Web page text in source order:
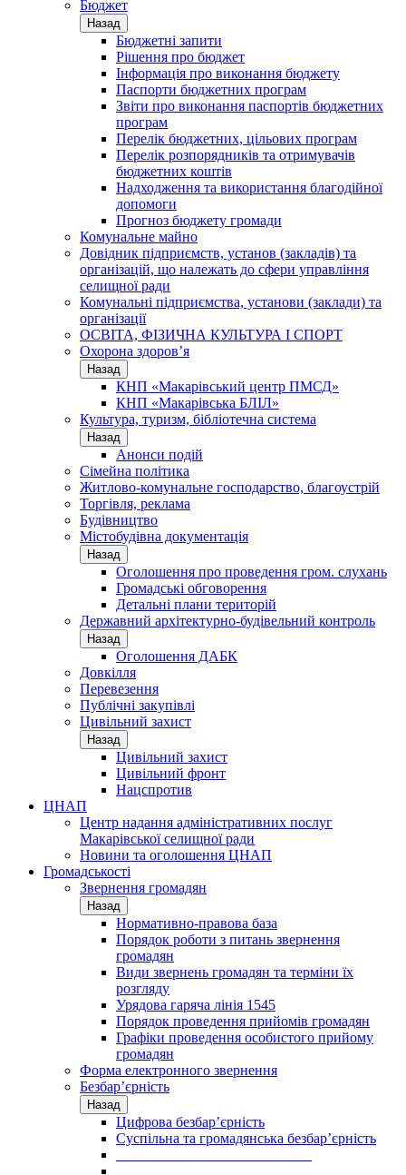
Бюджет
Назад
Бюджетні запити
Рішення про бюджет
Інформація про виконання бюджету
Паспорти бюджетних програм
Звіти про виконання паспортів бюджетних
програм
Перелік бюджетних, цільових програм
Перелік розпорядників та отримувачів
бюджетних коштів
Надходження та використання благодійної
допомоги
Прогноз бюджету громади
Комунальне майно
Довідник підприємств, установ (закладів) та
організацій, що належать до сфери управління
селищної ради
Комунальні підприємства, установи (заклади) та
організації
ОСВІТА, ФІЗИЧНА КУЛЬТУРА І СПОРТ
Охорона здоров’я
Назад
КНП «Макарівський центр ПМСД»
КНП «Макарівська БЛІЛ»
Культура, туризм, бібліотечна система
Назад
Анонси подій
Сімейна політика
Житлово-комунальне господарство, благоустрій
Торгівля, реклама
Будівництво
Містобудівна документація
Назад
Оголошення про проведення гром. слухань
Громадські обговорення
Детальні плани територій
Державний архітектурно-будівельний контроль
Назад
Оголошення ДАБК
Довкілля
Перевезення
Публічні закупівлі
Цивільний захист
Назад
Цивільний захист
Цивільний фронт
Нацспротив
ЦНАП
Центр надання адміністративних послуг
Макарівської селищної ради
Новини та оголошення ЦНАП
Громадськості
Звернення громадян
Назад
Нормативно-правова база
Порядок роботи з питань звернення
громадян
Види звернень громадян та терміни їх
розгляду
Урядова гаряча лінія 1545
Порядок проведення прийомів громадян
Графіки проведення особистого прийому
громадян
Форма електронного звернення
Безбар’єрність
Назад
Цифрова безбар’єрність
Суспільна та громадянська безбар’єрність